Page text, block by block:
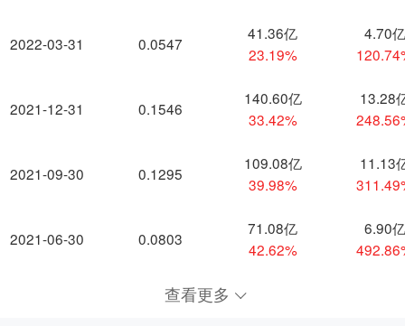
2022-03-31
2021-12-31
2021-09-30
2021-06-30
0.0547
41.36亿
23.19%
4.70亿
0.1546
140.60亿
33.42%
13.28
0.1295
109.08亿
39.98%
11.13
0.0803
71.08亿
42.62%
6.90亿
查看更多